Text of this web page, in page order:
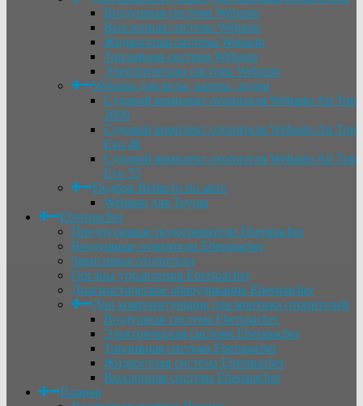
Воздушная система Webasto
Выхлопная система Webasto
Жидкостная система Webasto
Топливная система Webasto
Электрическая система Webasto
Webasto для яхты, катера, лодки
Судовой комплект отопителя Webasto Air Top
2000
Судовой комплект отопителя Webasto Air Top
Evo 40
Судовой комплект отопителя Webasto Air Top
Evo 55
Подбор Вебасто по авто
Webasto для Toyota
Eberspacher
Предпусковые подогреватели Eberspacher
Воздушные отопители Eberspacher
Зависимые отопители
Органы управления Eberspacher
Диагностическое оборудование Eberspacher
Доп комплектующие для монтажа отопителей
Воздушная система Eberspacher
Электрическая система Eberspacher
Топливная система Eberspacher
Жидкостная система Eberspacher
Выхлопная система Eberspacher
Планар